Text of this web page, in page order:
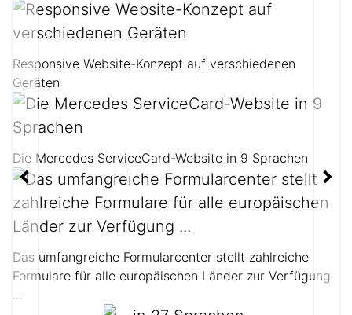
Responsive Website-Konzept auf verschiedenen
Geräten
Die Mercedes ServiceCard-Website in 9 Sprachen
Das umfangreiche Formularcenter stellt zahlreiche
Formulare für alle europäischen Länder zur Verfügung
...